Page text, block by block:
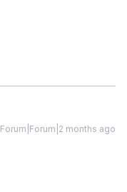
Forum|Forum|2 months ago